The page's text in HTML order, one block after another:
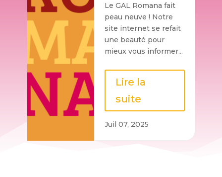
Le GAL Romana fait
peau neuve ! Notre
site internet se refait
une beauté pour
mieux vous informer...
Lire la
suite
Juil 07, 2025